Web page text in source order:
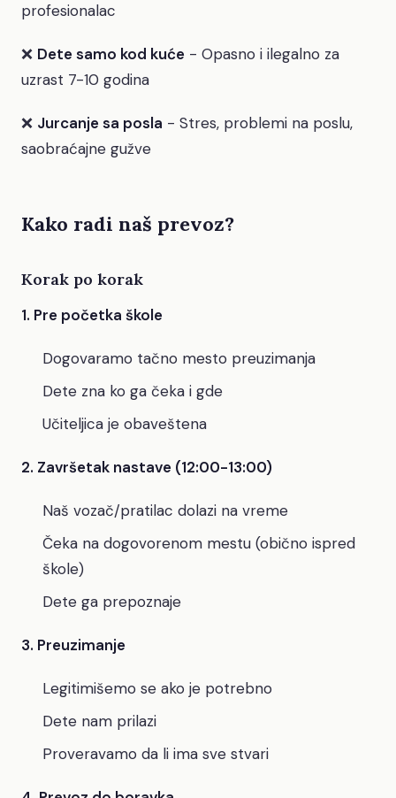
profesionalac
❌ Dete samo kod kuće - Opasno i ilegalno za
uzrast 7-10 godina
❌ Jurcanje sa posla - Stres, problemi na poslu,
saobraćajne gužve
Kako radi naš prevoz?
Korak po korak
1. Pre početka škole
Dogovaramo tačno mesto preuzimanja
Dete zna ko ga čeka i gde
Učiteljica je obaveštena
2. Završetak nastave (12:00-13:00)
Naš vozač/pratilac dolazi na vreme
Čeka na dogovorenom mestu (obično ispred
škole)
Dete ga prepoznaje
3. Preuzimanje
Legitimišemo se ako je potrebno
Dete nam prilazi
Proveravamo da li ima sve stvari